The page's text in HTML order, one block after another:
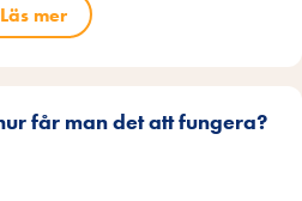
Läs mer
får man det att fungera?